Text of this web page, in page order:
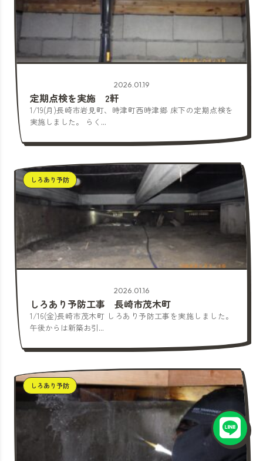
2026.01.19
定期点検を実施 2軒
1/19(月)長崎市岩見町、時津町西時津郷 床下の定期点検を
実施しました。 らく...
しろあり予防
2026.01.16
しろあり予防工事 長崎市茂木町
1/16(金)長崎市茂木町 しろあり予防工事を実施しました。
午後からは新築お引...
しろあり予防